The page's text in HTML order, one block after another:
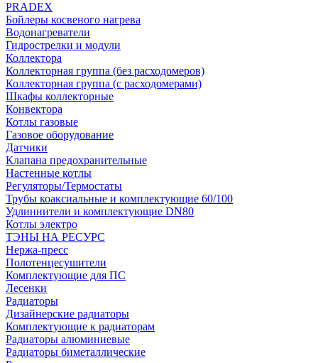
PRADEX
Бойлеры косвеного нагрева
Водонагреватели
Гидрострелки и модули
Коллектора
Коллекторная группа (без расходомеров)
Коллекторная группа (с расходомерами)
Шкафы коллекторные
Конвектора
Котлы газовые
Газовое оборудование
Датчики
Клапана предохранительные
Настенные котлы
Регуляторы/Термостаты
Трубы коаксиальные и комплектующие 60/100
Удлиннители и комплектующие DN80
Котлы электро
ТЭНЫ НА РЕСУРС
Нержа-пресс
Полотенцесушители
Комплектующие для ПС
Лесенки
Радиаторы
Дизайнерские радиаторы
Комплектующие к радиаторам
Радиаторы алюминиевые
Радиаторы биметаллические